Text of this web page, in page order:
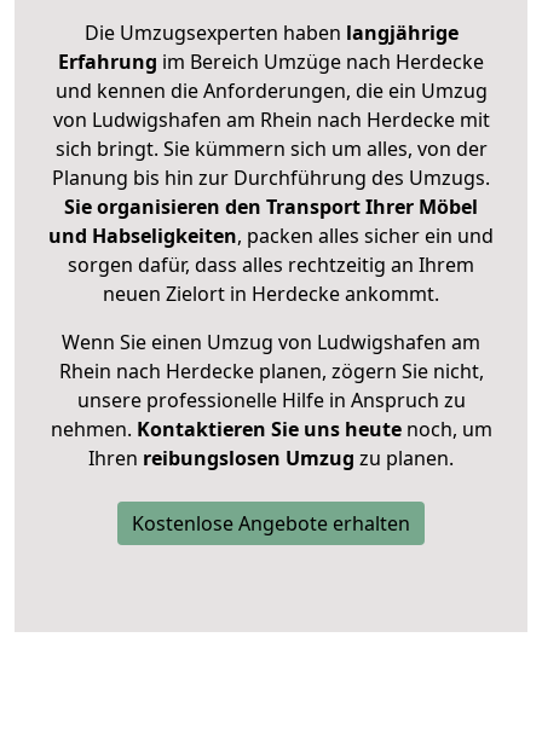
Die Umzugsexperten haben langjährige
Erfahrung im Bereich Umzüge nach Herdecke
und kennen die Anforderungen, die ein Umzug
von Ludwigshafen am Rhein nach Herdecke mit
sich bringt. Sie kümmern sich um alles, von der
Planung bis hin zur Durchführung des Umzugs.
Sie organisieren den Transport Ihrer Möbel
und Habseligkeiten, packen alles sicher ein und
sorgen dafür, dass alles rechtzeitig an Ihrem
neuen Zielort in Herdecke ankommt.
Wenn Sie einen Umzug von Ludwigshafen am
Rhein nach Herdecke planen, zögern Sie nicht,
unsere professionelle Hilfe in Anspruch zu
nehmen. Kontaktieren Sie uns heutenoch, um
Ihren reibungslosen Umzug zu planen.
Kostenlose Angebote erhalten